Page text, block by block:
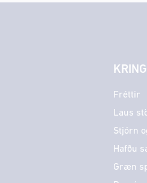
Fréttir
Laus
Stjórn
Hafðu
Græn